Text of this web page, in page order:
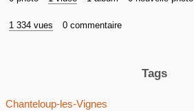
1 334 vues 0 commentaire
Tags
Chanteloup-les-Vignes